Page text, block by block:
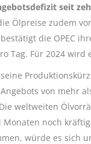
seit
Ölpreise zudem
bestätigt die OPEC
Tag. Für 2024
von mehr
weltweiten
noch
würde es sich